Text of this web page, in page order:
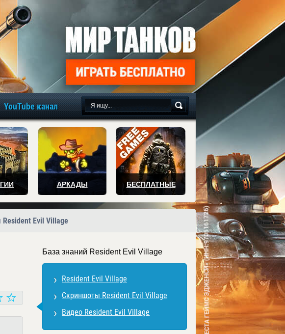
игры онлайн бесплатно
YouTube канал
АРКАДЫ БЕСПЛАТНЫЕ
Evil Village
База знаний Resident Evil Village
Resident Evil Village
Скриншоты Resident Evil Village
Видео Resident Evil Village